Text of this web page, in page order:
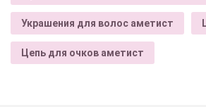
Украшения для волос аметист
Цепь для очков аметист